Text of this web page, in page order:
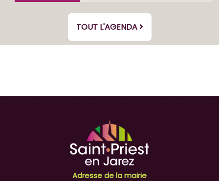
TOUT L'AGENDA
Adresse de la mairie